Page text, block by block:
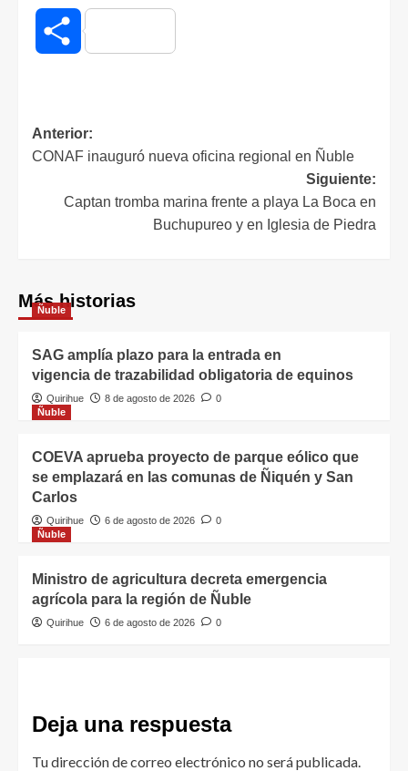
Compartir
Anterior:
CONAF inauguró nueva oficina regional en Ñuble
Siguiente:
Captan tromba marina frente a playa La Boca en
Buchupureo y en Iglesia de Piedra
Más historias
Ñuble
SAG amplía plazo para la entrada en
vigencia de trazabilidad obligatoria de equinos
Quirihue 8 de agosto de 2026
0
Ñuble
COEVA aprueba proyecto de parque eólico que
se emplazará en las comunas de Ñiquén y San
Carlos
Quirihue 6 de agosto de 2026
0
Ñuble
Ministro de agricultura decreta emergencia
agrícola para la región de Ñuble
Quirihue 6 de agosto de 2026 0
Deja una respuesta
Tu dirección de correo electrónico no será publicada.